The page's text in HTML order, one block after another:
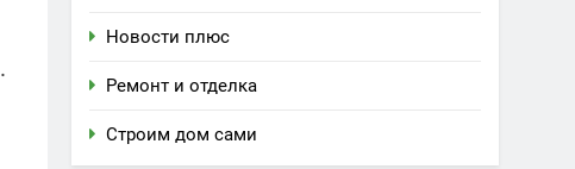
Новости плюс
Ремонт и отделка
Строим дом сами